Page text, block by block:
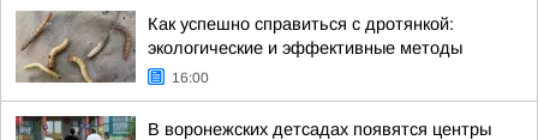
Как успешно справиться с дротянкой:
экологические и эффективные методы
16:00
В воронежских детсадах появятся центры